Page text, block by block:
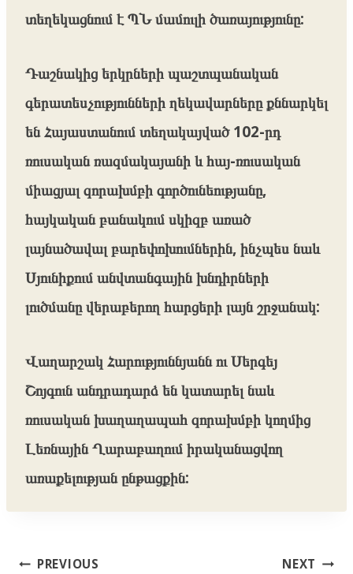
տեղեկացնում է ՊՆ մամուլի ծառայությունը:
Դաշնակից երկրների պաշտպանական
գերատեսչությունների ղեկավարները քննարկել
են Հայաստանում տեղակայված 102-րդ
ռուսական ռազմակայանի և հայ-ռուսական
միացյալ զորախմբի գործունեությանը,
հայկական բանակում սկիզբ առած
լայնածավալ բարեփոխումներին, ինչպես նաև
Սյունիքում անվտանգային խնդիրների
լուծմանը վերաբերող հարցերի լայն շրջանակ:
Վաղարշակ Հարություննյանն ու Սերգեյ
Շոյգուն անդրադարձ են կատարել նաև
ռուսական խաղաղապահ զորախմբի կողմից
Լեռնային Ղարաբաղում իրականացվող
առաքելության ընթացքին:
Post
PREVIOUS NEXT